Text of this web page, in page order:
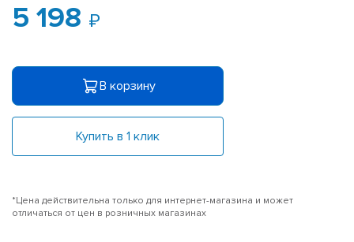
5 198
В корзину
Купить в 1 клик
*Цена действительна только для интернет-магазина и может
отличаться от цен в розничных магазинах